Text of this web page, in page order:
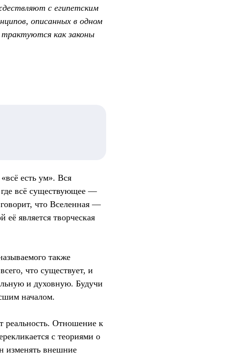
с египетским
описанных в одном
как законы
есть ум». Вся
всё существующее —
что Вселенная —
её является творческая
также
что существует, и
и духовную. Будучи
началом.
реальность. Отношение к
с теориями о
изменять внешние